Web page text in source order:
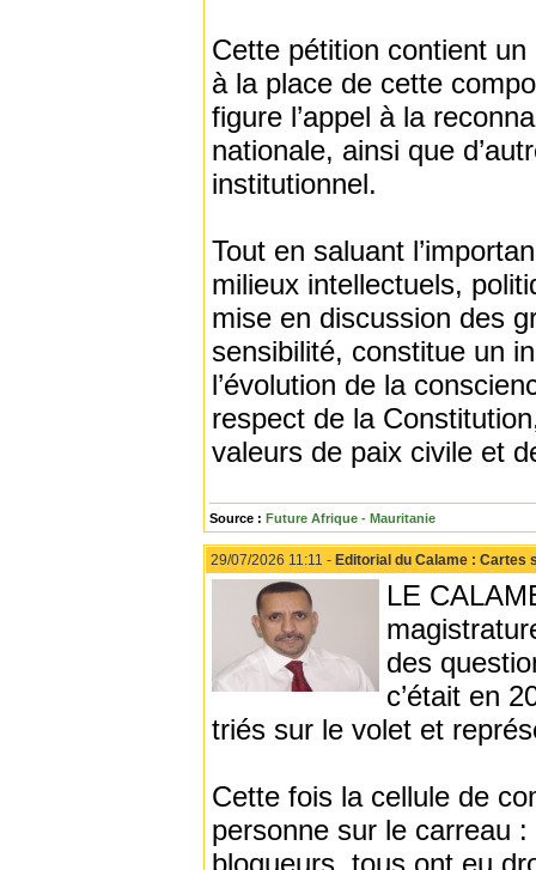
Cette pétition contient
à la place de cette
figure l’appel à la
nationale, ainsi que
institutionnel.
Tout en saluant
milieux intellectuels,
mise en discussion des
sensibilité, constitue un
l’évolution de la
respect de la
valeurs de paix civile et
Source : Future Afrique - Mauritanie
29/07/2026 11:11 - Editorial du Calame : Cartes
LE
des
c’était en
triés sur le volet et
Cette fois la cellule de
personne sur le carreau
blogueurs, tous ont eu